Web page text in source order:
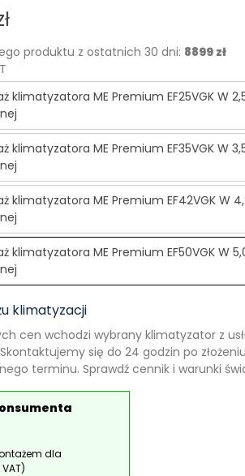
produktu z ostatnich 30 dni: 8899 zł
klimatyzatora ME Premium EF25VGK W
klimatyzatora ME Premium EF35VGK W
klimatyzatora ME Premium EF42VGK W
klimatyzatora ME Premium EF50VGK W
klimatyzacji
cen wchodzi wybrany klimatyzator z
się do 24 godzin po
terminu. Sprawdź cennik i warunki
dla